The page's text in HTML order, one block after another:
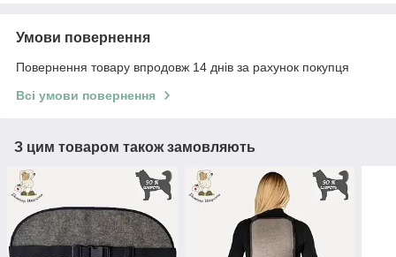
Умови повернення
Повернення товару впродовж 14 днів за рахунок покупця
Всі умови повернення
З цим товаром також замовляють